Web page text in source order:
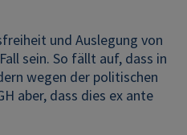
und Auslegung von
sein. So fällt auf, dass in
wegen der politischen
aber, dass dies ex ante